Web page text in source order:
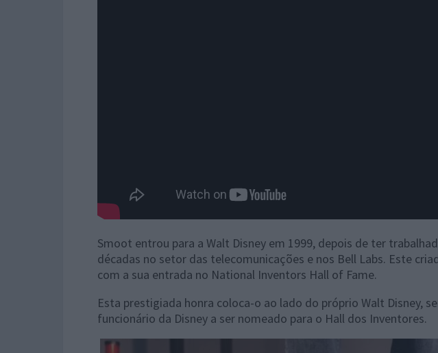
Smoot entrou para a Walt Disney em 1999, depois de ter
décadas no setor das telecomunicações e nos Bell Labs. Este
com a sua entrada no National Inventors Hall of Fame.
Esta prestigiada honra coloca-o ao lado do próprio Walt Disney,
funcionário da Disney a ser nomeado para o Hall dos Inventores.